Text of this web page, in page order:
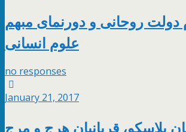
روحانی و دورنمای مبهم
علوم انسانی
no responses
January 21, 2017
پلاسکو، قربانیان هرج و مرج